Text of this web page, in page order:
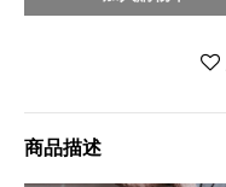
商品描述